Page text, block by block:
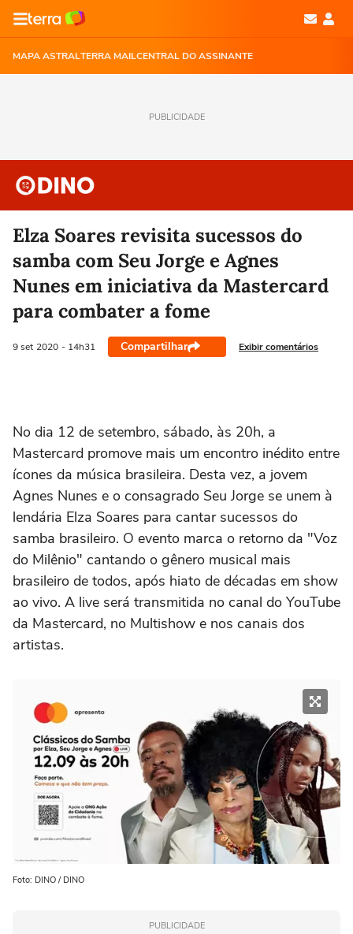
MAPA ASTRALTERRA MAILCENTRAL DO ASSINANTE
PUBLICIDADE
Elza Soares revisita sucessos do
samba com Seu Jorge e Agnes
Nunes em iniciativa da Mastercard
para combater a fome
9 set 2020 - 14h31 Compartilhar Exibir comentários
No dia 12 de setembro, sábado, às 20h, a
Mastercard promove mais um encontro inédito entre
ícones da música brasileira. Desta vez, a jovem
Agnes Nunes e o consagrado Seu Jorge se unem à
lendária Elza Soares para cantar sucessos do
samba brasileiro. O evento marca o retorno da "Voz
do Milênio" cantando o gênero musical mais
brasileiro de todos, após hiato de décadas em show
ao vivo. A live será transmitida no canal do YouTube
da Mastercard, no Multishow e nos canais dos
artistas.
Foto: DINO / DINO
PUBLICIDADE